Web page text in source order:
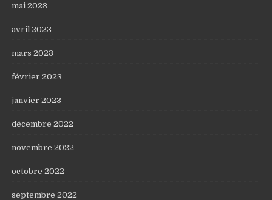
mai 2023
avril 2023
mars 2023
février 2023
janvier 2023
décembre 2022
novembre 2022
octobre 2022
septembre 2022